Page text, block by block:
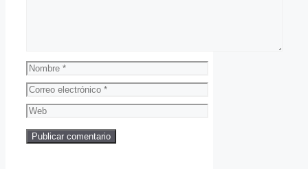
Nombre
Correo
electrónico
Web